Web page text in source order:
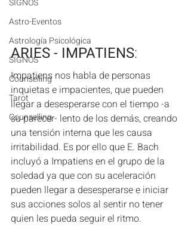
SIGNOS
Astro-Eventos
Astrología Psicológica
SIGNOS
Counselling
Tarot
Counselling
ARIES - IMPATIENS:
Impatiens nos habla de personas
inquietas e impacientes, que pueden
llegar a desesperarse con el tiempo -a
su parecer- lento de los demás, creando
una tensión interna que les causa
irritabilidad. Es por ello que E. Bach
incluyó a Impatiens en el grupo de la
soledad ya que con su aceleración
pueden llegar a desesperarse e iniciar
sus acciones solos al sentir no tener
quien les pueda seguir el ritmo.